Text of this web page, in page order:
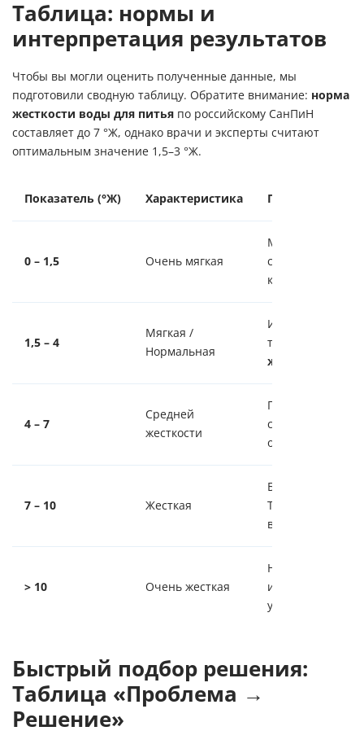
Таблица: нормы и
интерпретация результатов
Чтобы вы могли оценить полученные данные, мы
подготовили сводную таблицу. Обратите внимание: норма
жесткости воды для питья по российскому СанПиН
составляет до 7 °Ж, однако врачи и эксперты считают
оптимальным значение 1,5–3 °Ж.
Показатель (°Ж) Характеристика Последствия
0 – 1,5 Очень мягкая
Мыло плохо
смывается, риск
коррозии труб.
1,5 – 4
Мягкая /
Нормальная
Идеально для
техники.
жесткость воды
4 – 7
Средней
жесткости
Появляется
сушит кожу.
очистка.
7 – 10 Жесткая
Быстрая
ТЭНов,
вкус.
> 10 Очень жесткая
Непригодна для
и технических
умягчения.
Быстрый подбор решения:
Таблица «Проблема →
Решение»